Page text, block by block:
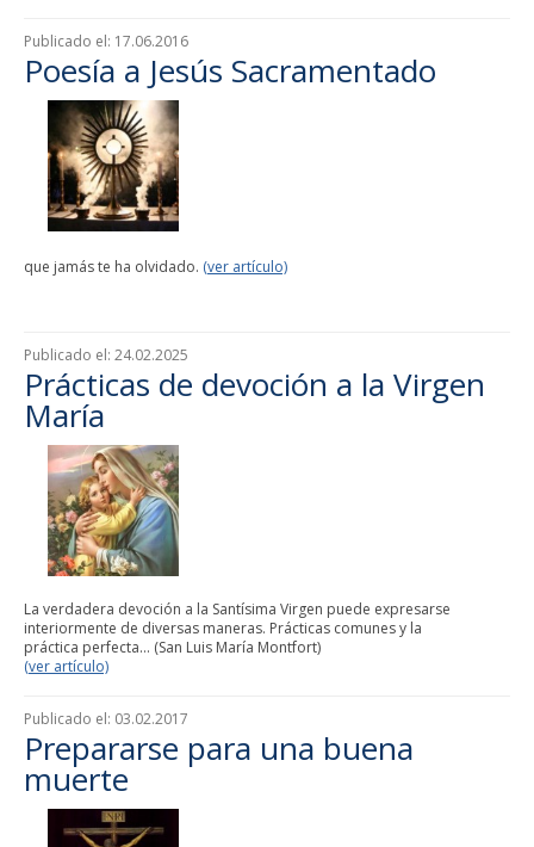
Publicado el: 17.06.2016
Poesía a Jesús Sacramentado
que jamás te ha olvidado. (ver artículo)
Publicado el: 24.02.2025
Prácticas de devoción a la Virgen
María
La verdadera devoción a la Santísima Virgen puede expresarse
interiormente de diversas maneras. Prácticas comunes y la
práctica perfecta... (San Luis María Montfort)
(ver artículo)
Publicado el: 03.02.2017
Prepararse para una buena
muerte